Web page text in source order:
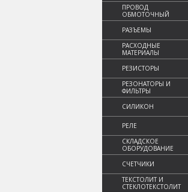
ПРОВОД
ОБМОТОЧНЫЙ
РАЗЪЕМЫ
РАСХОДНЫЕ
МАТЕРИАЛЫ
РЕЗИСТОРЫ
РЕЗОНАТОРЫ И
ФИЛЬТРЫ
СИЛИКОН
РЕЛЕ
СКЛАДСКОЕ
ОБОРУДОВАНИЕ
СЧЕТЧИКИ
ТЕКСТОЛИТ И
СТЕКЛОТЕКСТОЛИТ